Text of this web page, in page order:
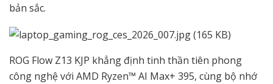
bản sắc.
ROG Flow Z13 KJP khẳng định tinh thần tiên phong
công nghệ với AMD Ryzen™ AI Max+ 395, cùng bộ nhớ